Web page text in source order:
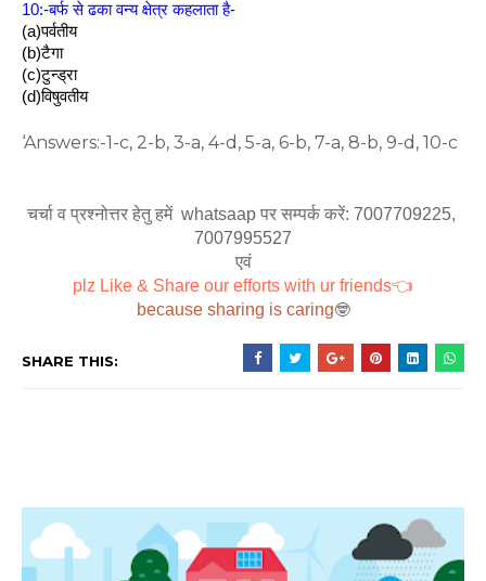
10:-बर्फ से ढका वन्य क्षेत्र कहलाता है-
(a)पर्वतीय
(b)टैगा
(c)टुन्ड्रा
(d)विषुवतीय
‘Answers:-1-c, 2-b, 3-a, 4-d, 5-a, 6-b, 7-a, 8-b, 9-d, 10-c
चर्चा व प्रश्नोत्तर हेतु हमें  whatsaap पर सम्पर्क करें: 7007709225,
7007995527
एवं
plz Like & Share our efforts with ur friends👈
because sharing is caring🤓
SHARE THIS: